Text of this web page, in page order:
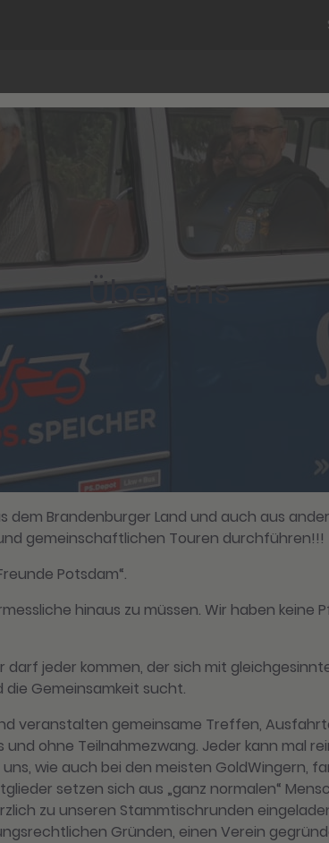
Über uns
Brandenburger Land und auch aus
gemeinschaftlichen Touren durchführen!!!
Potsdam“.
hinaus zu müssen. Wir haben
darf jeder kommen, der sich mit
Gemeinsamkeit sucht.
veranstalten gemeinsame Treffen,
ohne Teilnahmezwang. Jeder kann mal
uns, wie auch bei den meisten GoldWingern,
setzen sich aus „ganz normalen“
zu unseren Stammtischrunden
Gründen, einen Verein